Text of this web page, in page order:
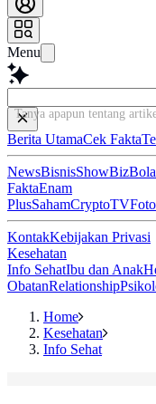
Menu
Tanya apapun tentang
Berita UtamaCek Fakta
NewsBisnisShowBizBola
FaktaEnam
PlusSahamCryptoTVFoto
KontakKebijakan Privasi
Kesehatan
Info SehatIbu dan Anak
ObatanRelationship
Home
Kesehatan
Info Sehat